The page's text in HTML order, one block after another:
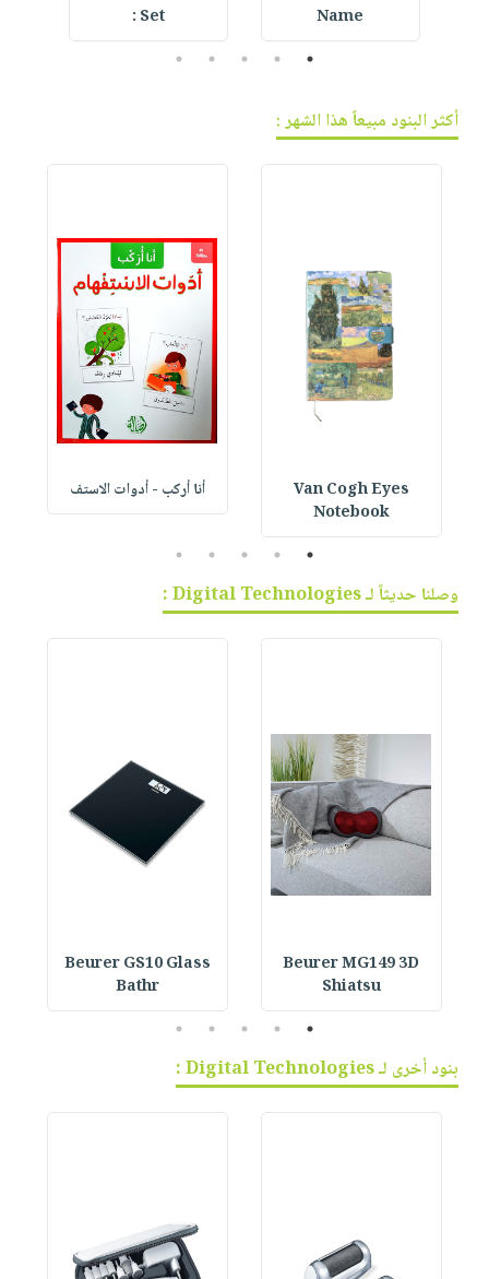
Name
Set :
1
2
3
4
5
أكثر البنود مبيعاً هذا الشهر :
Van Cogh Eyes
Notebook
أنا أركب - أدوات الاستف
1
2
3
4
5
وصلنا حديثاً لـ Digital Technologies :
Beurer MG149 3D
Shiatsu
Beurer GS10 Glass
Bathr
1
2
3
4
5
بنود أخرى لـ Digital Technologies :